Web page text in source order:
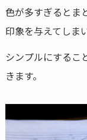
色が多すぎるとま
印象を与えてしま
シンプルにするこ
きます。